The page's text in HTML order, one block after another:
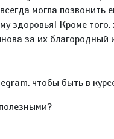
могла
здоровья! Кроме
за их благородный
чтобы быть в